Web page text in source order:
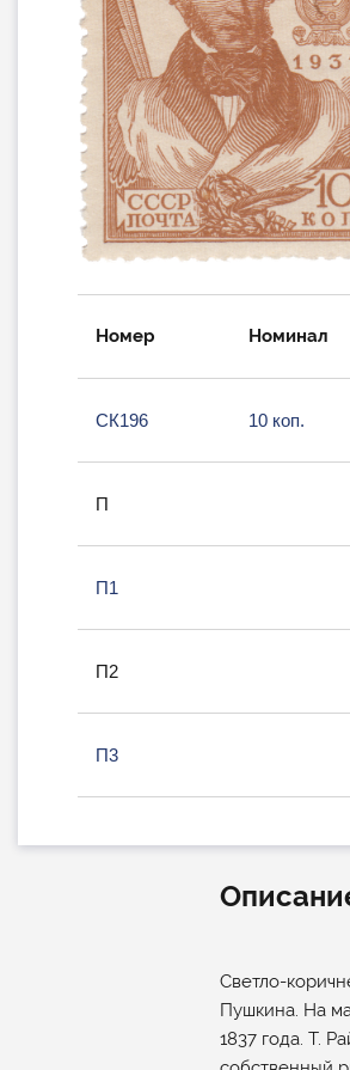
Номер Номинал
СК196 10 коп.
П
П1
П2
П3
Светло-
Пушкина. На
1837 года. Т.